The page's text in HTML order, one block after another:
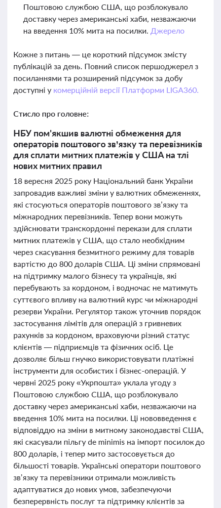
Поштовою службою США, що розблокувало
доставку через американські хаби, незважаючи
на введення 10% мита на посилки. Джерело
Кожне з питань — це короткий підсумок змісту
публікацій за день. Повний список першоджерел з
посиланнями та розширений підсумок за добу
доступні у комерційній версії Платформи LIGA360.
Стисло про головне:
НБУ пом'якшив валютні обмеження для
операторів поштового зв’язку та перевізників
для сплати митних платежів у США на тлі
нових митних правил
18 вересня 2025 року Національний банк України
запровадив важливі зміни у валютних обмеженнях,
які стосуються операторів поштового зв’язку та
міжнародних перевізників. Тепер вони можуть
здійснювати транскордонні перекази для сплати
митних платежів у США, що стало необхідним
через скасування безмитного режиму для товарів
вартістю до 800 доларів США. Ці зміни спрямовані
на підтримку малого бізнесу та українців, які
перебувають за кордоном, і водночас не матимуть
суттєвого впливу на валютний курс чи міжнародні
резерви України. Регулятор також уточнив порядок
застосування лімітів для операцій з гривневих
рахунків за кордоном, враховуючи різний статус
клієнтів — підприємців та фізичних осіб. Це
дозволяє більш гнучко використовувати платіжні
інструменти для особистих і бізнес-операцій. У
червні 2025 року «Укрпошта» уклала угоду з
Поштовою службою США, що розблокувало
доставку через американські хаби, незважаючи на
введення 10% мита на посилки. Ці нововведення є
відповіддю на зміни в митному законодавстві США,
які скасували пільгу de minimis на імпорт посилок до
800 доларів, і тепер мито застосовується до
більшості товарів. Українські оператори поштового
зв’язку та перевізники отримали можливість
адаптуватися до нових умов, забезпечуючи
безперервність послуг та підтримку клієнтів за